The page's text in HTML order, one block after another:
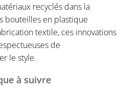
recyclés dans la
bouteilles en plastique
textile, ces innovations
de
le style.
à suivre